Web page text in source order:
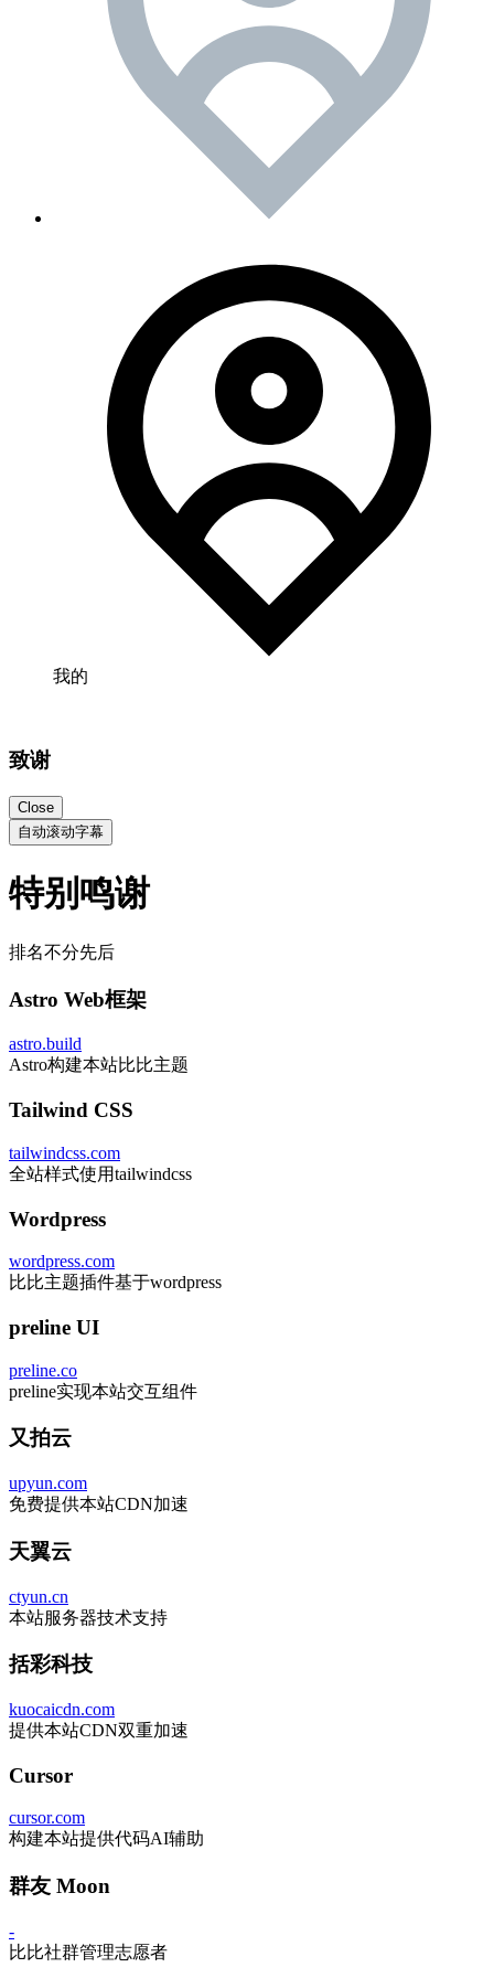
我的
致谢
Close
自动滚动字幕
特别鸣谢
排名不分先后
Astro Web框架
astro.build
Astro构建本站比比主题
Tailwind CSS
tailwindcss.com
全站样式使用tailwindcss
Wordpress
wordpress.com
比比主题插件基于wordpress
preline UI
preline.co
preline实现本站交互组件
又拍云
upyun.com
免费提供本站CDN加速
天翼云
ctyun.cn
本站服务器技术支持
括彩科技
kuocaicdn.com
提供本站CDN双重加速
Cursor
cursor.com
构建本站提供代码AI辅助
群友 Moon
-
比比社群管理志愿者